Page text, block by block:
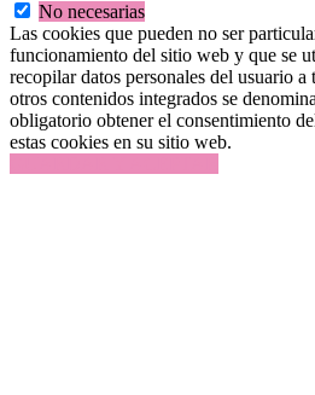
No necesarias
Las cookies que pueden no ser
funcionamiento del sitio web y que se
recopilar datos personales del usuario
otros contenidos integrados se
obligatorio obtener el consentimiento
estas cookies en su sitio web.